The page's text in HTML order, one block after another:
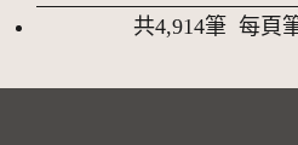
共4,914筆 每頁